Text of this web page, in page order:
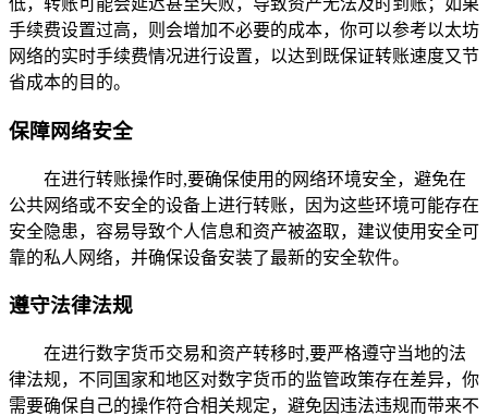
低，转账可能会延迟甚至失败，导致资产无法及时到账；如果
手续费设置过高，则会增加不必要的成本，你可以参考以太坊
网络的实时手续费情况进行设置，以达到既保证转账速度又节
省成本的目的。
保障网络安全
在进行转账操作时,要确保使用的网络环境安全，避免在
公共网络或不安全的设备上进行转账，因为这些环境可能存在
安全隐患，容易导致个人信息和资产被盗取，建议使用安全可
靠的私人网络，并确保设备安装了最新的安全软件。
遵守法律法规
在进行数字货币交易和资产转移时,要严格遵守当地的法
律法规，不同国家和地区对数字货币的监管政策存在差异，你
需要确保自己的操作符合相关规定，避免因违法违规而带来不